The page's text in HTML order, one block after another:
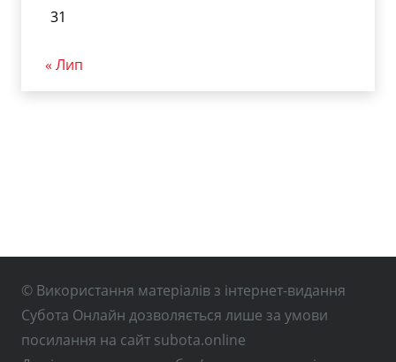
31
« Лип
© Використання матеріалів з інтернет-видання
Субота Онлайн дозволяється лише за умови
посилання на сайт subota.online